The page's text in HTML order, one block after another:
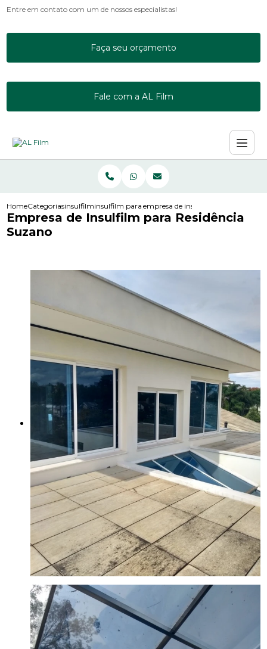
Entre em contato com um de nossos especialistas!
Faça seu orçamento
Fale com a AL Film
HomeCategoriasinsulfilminsulfilm para janela residencial
empresa de insulfilm para
Empresa de Insulfilm para Residência
Suzano